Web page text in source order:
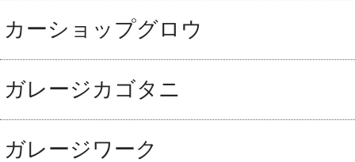
カーショップグロウ
ガレージカゴタニ
ガレージワーク